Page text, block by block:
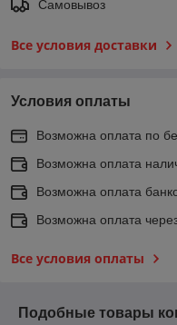
Самовывоз
Все условия доставки
Условия оплаты
Возможна оплата по
Возможна оплата
Возможна оплата
Возможна оплата
Все условия оплаты
Подобные товары